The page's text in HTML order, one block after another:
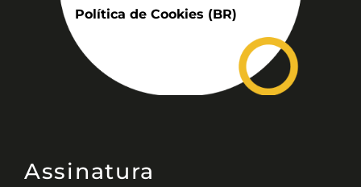
Política de Cookies (BR)
Assinatura